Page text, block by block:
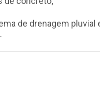
de drenagem pluvial